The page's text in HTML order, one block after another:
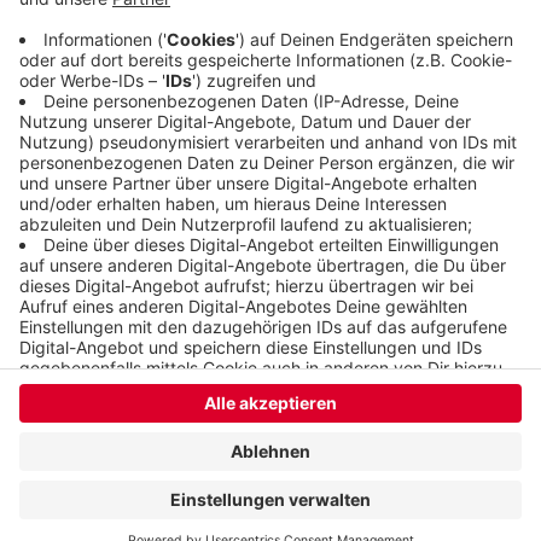
Veröffentlicht: Freitag, 31.07.2020 14:37
Anzeige
Anzeige